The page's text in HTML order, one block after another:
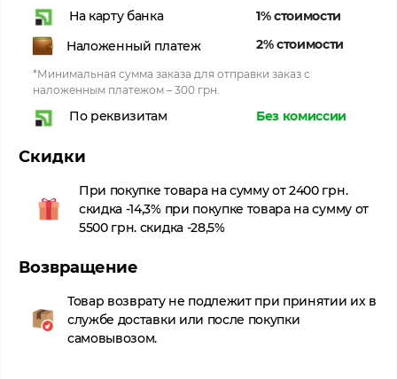
На карту банка
1% стоимости
Наложенный платеж
2% стоимости
*Минимальная сумма заказа для отправки заказ с
наложенным платежом – 300 грн.
По реквизитам Без комиссии
Скидки
При покупке товара на сумму от 2400 грн.
скидка -14,3% при покупке товара на сумму от
5500 грн. скидка -28,5%
Возвращение
Товар возврату не подлежит при принятии их в
службе доставки или после покупки
самовывозом.